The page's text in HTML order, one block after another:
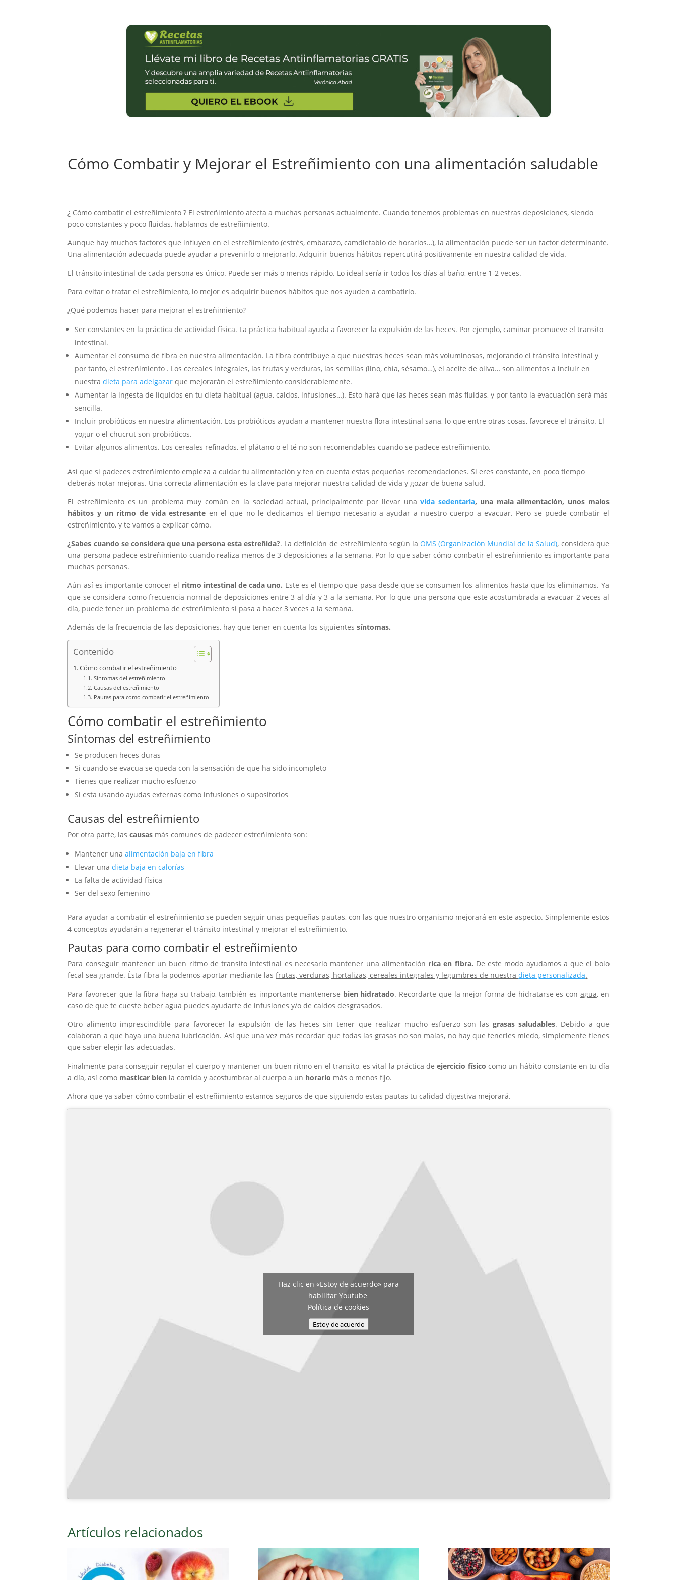
Cómo Combatir y Mejorar el Estreñimiento con una alimentación saludable
¿ Cómo combatir el estreñimiento ? El estreñimiento afecta a muchas personas actualmente. Cuando tenemos problemas en nuestras deposiciones, siendo
poco constantes y poco fluidas, hablamos de estreñimiento.
Aunque hay muchos factores que influyen en el estreñimiento (estrés, embarazo, camdietabio de horarios…), la alimentación puede ser un factor determinante.
Una alimentación adecuada puede ayudar a prevenirlo o mejorarlo. Adquirir buenos hábitos repercutirá positivamente en nuestra calidad de vida.
El tránsito intestinal de cada persona es único. Puede ser más o menos rápido. Lo ideal sería ir todos los días al baño, entre 1-2 veces.
Para evitar o tratar el estreñimiento, lo mejor es adquirir buenos hábitos que nos ayuden a combatirlo.
¿Qué podemos hacer para mejorar el estreñimiento?
Ser constantes en la práctica de actividad física. La práctica habitual ayuda a favorecer la expulsión de las heces. Por ejemplo, caminar promueve el transito
intestinal.
Aumentar el consumo de fibra en nuestra alimentación. La fibra contribuye a que nuestras heces sean más voluminosas, mejorando el tránsito intestinal y
por tanto, el estreñimiento . Los cereales integrales, las frutas y verduras, las semillas (lino, chía, sésamo…), el aceite de oliva… son alimentos a incluir en
nuestra dieta para adelgazar que mejorarán el estreñimiento considerablemente.
Aumentar la ingesta de líquidos en tu dieta habitual (agua, caldos, infusiones…). Esto hará que las heces sean más fluidas, y por tanto la evacuación será más
sencilla.
Incluir probióticos en nuestra alimentación. Los probióticos ayudan a mantener nuestra flora intestinal sana, lo que entre otras cosas, favorece el tránsito. El
yogur o el chucrut son probióticos.
Evitar algunos alimentos. Los cereales refinados, el plátano o el té no son recomendables cuando se padece estreñimiento.
Así que si padeces estreñimiento empieza a cuidar tu alimentación y ten en cuenta estas pequeñas recomendaciones. Si eres constante, en poco tiempo
deberás notar mejoras. Una correcta alimentación es la clave para mejorar nuestra calidad de vida y gozar de buena salud.
El estreñimiento es un problema muy común en la sociedad actual, principalmente por llevar unavida sedentaria, una mala alimentación, unos malos
hábitos y un ritmo de vida estresante en el que no le dedicamos el tiempo necesario a ayudar a nuestro cuerpo a evacuar. Pero se puede combatir el
estreñimiento, y te vamos a explicar cómo.
¿Sabes cuando se considera que una persona esta estreñida?. La definición de estreñimiento según la OMS (Organización Mundial de la Salud), considera que
una persona padece estreñimiento cuando realiza menos de 3 deposiciones a la semana. Por lo que saber cómo combatir el estreñimiento es importante para
muchas personas.
Aún así es importante conocer el ritmo intestinal de cada uno. Este es el tiempo que pasa desde que se consumen los alimentos hasta que los eliminamos. Ya
que se considera como frecuencia normal de deposiciones entre 3 al día y 3 a la semana. Por lo que una persona que este acostumbrada a evacuar 2 veces al
día, puede tener un problema de estreñimiento si pasa a hacer 3 veces a la semana.
Además de la frecuencia de las deposiciones, hay que tener en cuenta los siguientessíntomas.
Contenido
Cómo combatir el estreñimiento
Síntomas del estreñimiento
Causas del estreñimiento
Pautas para como combatir el estreñimiento
Cómo combatir el estreñimiento
Síntomas del estreñimiento
Se producen heces duras
Si cuando se evacua se queda con la sensación de que ha sido incompleto
Tienes que realizar mucho esfuerzo
Si esta usando ayudas externas como infusiones o supositorios
Causas del estreñimiento
Por otra parte, lascausas más comunes de padecer estreñimiento son:
Mantener unaalimentación baja en fibra
Llevar unadieta baja en calorías
La falta de actividad física
Ser del sexo femenino
Para ayudar a combatir el estreñimiento se pueden seguir unas pequeñas pautas, con las que nuestro organismo mejorará en este aspecto. Simplemente estos
4 conceptos ayudarán a regenerar el tránsito intestinal y mejorar el estreñimiento.
Pautas para como combatir el estreñimiento
Para conseguir mantener un buen ritmo de transito intestinal es necesario mantener una alimentación rica en fibra. De este modo ayudamos a que el bolo
fecal sea grande. Ésta fibra la podemos aportar mediante lasfrutas, verduras, hortalizas, cereales integrales y legumbres de nuestradieta personalizada.
Para favorecer que la fibra haga su trabajo, también es importante mantenerse bien hidratado. Recordarte que la mejor forma de hidratarse es con agua, en
caso de que te cueste beber agua puedes ayudarte de infusiones y/o de caldos desgrasados.
Otro alimento imprescindible para favorecer la expulsión de las heces sin tener que realizar mucho esfuerzo son lasgrasas saludables. Debido a que
colaboran a que haya una buena lubricación. Así que una vez más recordar que todas las grasas no son malas, no hay que tenerles miedo, simplemente tienes
que saber elegir las adecuadas.
Finalmente para conseguir regular el cuerpo y mantener un buen ritmo en el transito, es vital la práctica deejercicio físico como un hábito constante en tu día
a día, así como masticar bien la comida y acostumbrar al cuerpo a un horario más o menos fijo.
Ahora que ya saber cómo combatir el estreñimiento estamos seguros de que siguiendo estas pautas tu calidad digestiva mejorará.
Haz clic en «Estoy de acuerdo» para
habilitar Youtube
Política de cookies
Estoy de acuerdo
Artículos relacionados